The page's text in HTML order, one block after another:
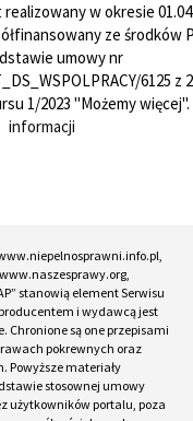
w okresie
ze środków
umowy nr
6125 z
1/2023 "Możemy więcej".
informacji
stanowią element Serwisu
i wydawcą jest
Chronione są one przepisami
pokrewnych oraz
Powyższe materiały
stosownej umowy
użytkowników portalu, poza